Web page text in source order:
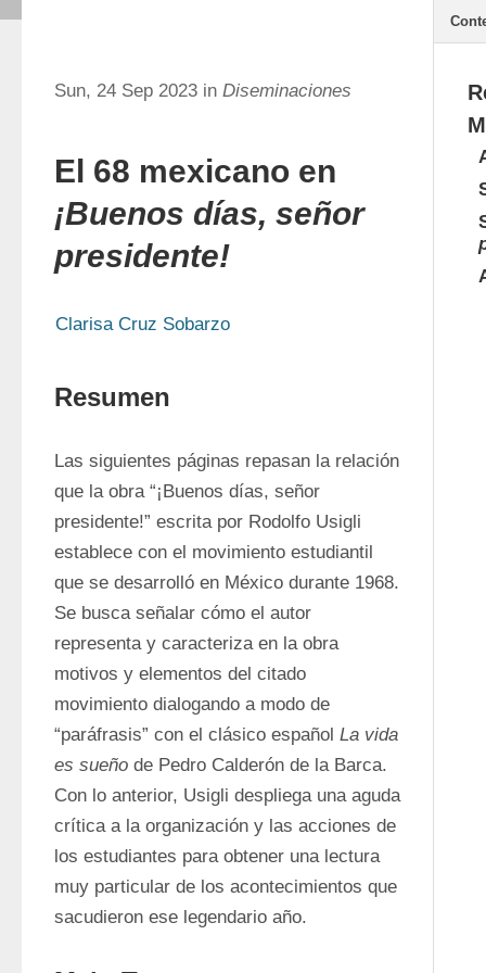
Sun, 24 Sep 2023 in Diseminaciones
El 68 mexicano en
¡Buenos días, señor
presidente!
Clarisa Cruz Sobarzo
Resumen
Las siguientes páginas repasan la relación
que la obra “¡Buenos días, señor
presidente!” escrita por Rodolfo Usigli
establece con el movimiento estudiantil
que se desarrolló en México durante 1968.
Se busca señalar cómo el autor
representa y caracteriza en la obra
motivos y elementos del citado
movimiento dialogando a modo de
“paráfrasis” con el clásico español La vida
es sueño de Pedro Calderón de la Barca.
Con lo anterior, Usigli despliega una aguda
crítica a la organización y las acciones de
los estudiantes para obtener una lectura
muy particular de los acontecimientos que
sacudieron ese legendario año.